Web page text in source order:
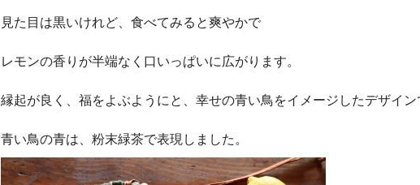
見た目は黒いけれど、食べてみると爽やかで
レモンの香りが半端なく口いっぱいに広がります。
縁起が良く、福をよぶようにと、幸せの青い鳥をイメージしたデザイン
青い鳥の青は、粉末緑茶で表現しました。